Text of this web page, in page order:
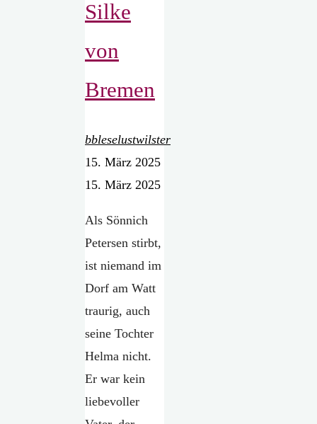
Silke
von
Bremen
bbleselustwilster
15. März 2025
15. März 2025
Als Sönnich
Petersen stirbt,
ist niemand im
Dorf am Watt
traurig, auch
seine Tochter
Helma nicht.
Er war kein
liebevoller